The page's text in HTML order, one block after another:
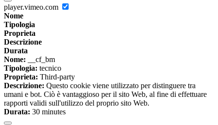
player.vimeo.com
Nome
Tipologia
Proprieta
Descrizione
Durata
Nome: __cf_bm
Tipologia: tecnico
Proprieta: Third-party
Descrizione: Questo cookie viene utilizzato per distinguere tra
umani e bot. Ciò è vantaggioso per il sito Web, al fine di effettuare
rapporti validi sull'utilizzo del proprio sito Web.
Durata: 30 minutes